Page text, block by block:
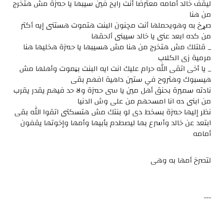
ليقف خالد أمامه معترضا أنت رايح فين سيبها يا حمزة مش هتخرج
من هنا
صړخ به وهويحملها أنت مچنون البنت ھتموت هستنى إيه أكتر
من كده ابعد عنى يا خالد سيبنى ألحقها
_ قلتلك مش هتخرج من هنا مش هسيبها يا حمزة هخليها هنا
مرمية زى الكلاب
_ يا أخى اتقى الله حرام عليك انت ايه البنت بټموت وأهلها مش
هيسبوك وهتروح في ستين داهية افهم بقى
نادته سميرة بحنق أهل مين يا سى حمزة ولا حد فيهم يقدر يقرب
من ابنى ده انا امسحهم من على وش الدنيا
نظر إليها حمزة بسخط دى لو بنتك مش هتسكتى اتقوا الله بقى
ابتعد عن خالد وأسرع بها ليصطدم بأبيها وأمها وإخوتها يقفون
أمامه
لتصرخ أمها به وهى
---